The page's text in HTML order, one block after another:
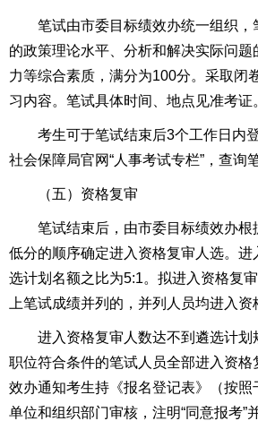
笔试由市委目标绩效办统一组织，
的政策理论水平、分析和解决实际问
力等综合素质，满分为100分。采取闭
习内容。笔试具体时间、地点见准考证
考生可于笔试结束后3个工作日内登
社会保障局官网“人事考试专栏”，查询
（五）资格复审
笔试结束后，由市委目标绩效办根
低分的顺序确定进入资格复审人选。进
选计划名额之比为5:1。拟进入资格复
上笔试成绩并列的，并列人员均进入资
进入资格复审人数达不到遴选计划
职位符合条件的笔试人员全部进入资格
效办通知考生持《报名登记表》（按照
单位和组织部门审核，注明“同意报考”